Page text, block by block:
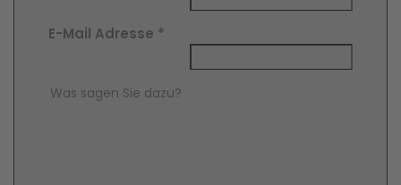
E-Mail Adresse *
Comment Text*